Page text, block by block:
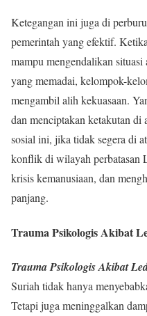
Ketegangan ini juga di
pemerintah yang efektif.
mampu mengendalikan
yang memadai, kelompok-
mengambil alih kekuasaan.
dan menciptakan ketakutan di
sosial ini, jika tidak segera di
konflik di wilayah perbatasan
krisis kemanusiaan, dan
panjang.
Trauma Psikologis Akibat
Trauma Psikologis Akibat
Suriah tidak hanya
Tetapi juga meninggalkan